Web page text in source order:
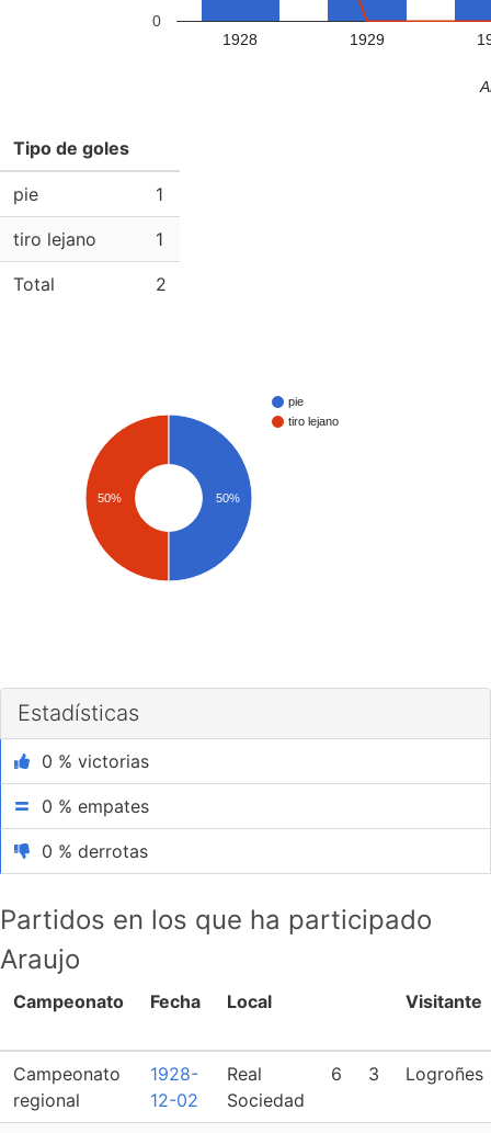
1928 1929
0
Tipo de goles
pie 1
tiro lejano 1
Total 2
pie
tiro lejano
50% 50%
Estadísticas
0 % victorias
0 % empates
0 % derrotas
Partidos en los que ha participado
Araujo
Campeonato Fecha Local Visitante
Campeonato
regional
1928-
12-02
Real
Sociedad
6 3 Logroñes